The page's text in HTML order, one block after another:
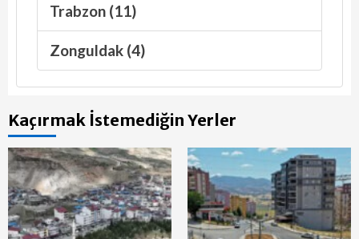
Trabzon (11)
Zonguldak (4)
Kaçırmak İstemediğin Yerler